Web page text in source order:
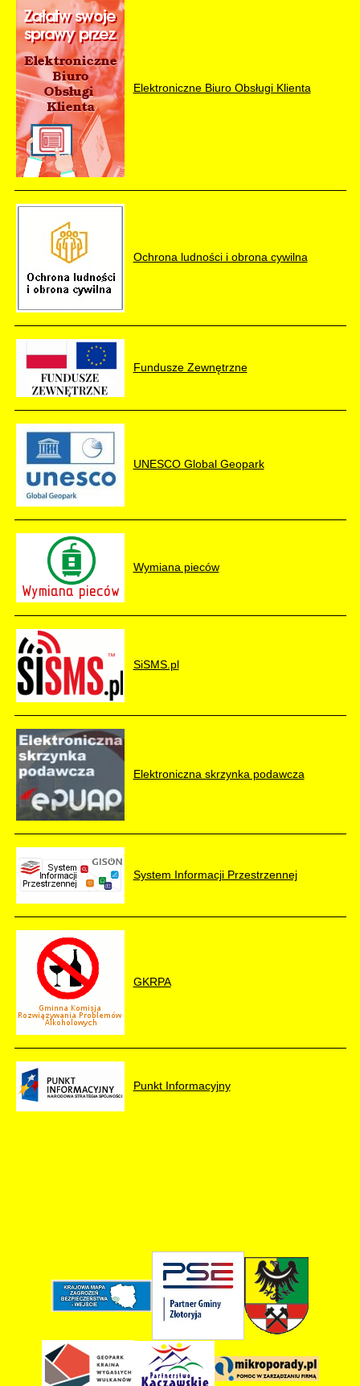
Elektroniczne Biuro Obsługi Klienta
Ochrona ludności i obrona cywilna
Fundusze Zewnętrzne
UNESCO Global Geopark
Wymiana pieców
SiSMS.pl
Elektroniczna skrzynka podawcza
System Informacji Przestrzennej
GKRPA
Punkt Informacyjny